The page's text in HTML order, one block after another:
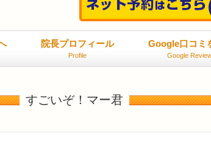
院長プロフィール
Profile
Google口コミ
Google
すごいぞ！マー君